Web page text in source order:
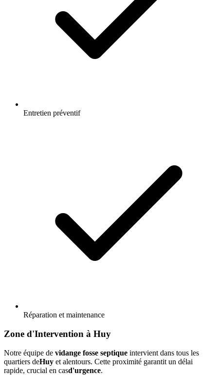
Entretien préventif
Réparation et maintenance
Zone d'Intervention à Huy
Notre équipe de vidange fosse septique intervient dans tous les
quartiers deHuy et alentours. Cette proximité garantit un délai
rapide, crucial en casd'urgence.